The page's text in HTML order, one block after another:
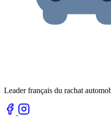
Leader français du rachat